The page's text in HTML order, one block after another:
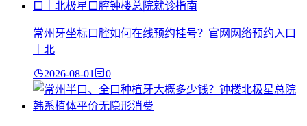
常州牙坐标口腔如何在线预约挂号？官网网络预约入口
｜北
2026-08-01 0